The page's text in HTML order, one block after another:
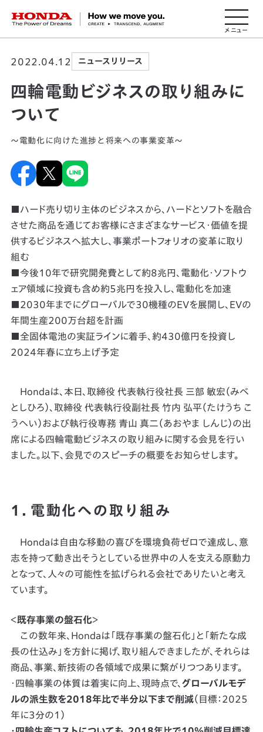
HONDA The Power of Dreams
2022.04.12 ニュースリリース
四輪電動ビジネスの取り組みに
ついて
～電動化に向けた進捗と将来への事業変革～
■ハード売り切り主体のビジネスから、ハードとソフトを融合
させた商品を通じてお客様にさまざまなサービス・価値を提
供するビジネスへ拡大し、事業ポートフォリオの変革に取り
組む
■今後10年で研究開発費として約8兆円、電動化・ソフトウ
ェア領域に投資も含め約5兆円を投入し、電動化を加速
■2030年までにグローバルで30機種のEVを展開し、EVの
年間生産200万台超を計画
■全固体電池の実証ラインに着手、約430億円を投資し
2024年春に立ち上げ予定
Hondaは、本日、取締役 代表執行役社長 三部 敏宏（みべ
としひろ）、取締役 代表執行役副社長 竹内 弘平（たけうち こ
うへい）および執行役専務 青山 真二（あおやま しんじ）の出
席による四輪電動ビジネスの取り組みに関する会見を行い
ました。以下、会見でのスピーチの概要をお知らせします。
1．電動化への取り組み
Hondaは自由な移動の喜びを環境負荷ゼロで達成し、意
志を持って動き出そうとしている世界中の人を支える原動力
となって、人々の可能性を拡げられる会社でありたいと考え
ています。
＜ 既存事業の盤石化＞
この数年来、Hondaは「既存事業の盤石化」と「新たな成
長の仕込み」を方針に掲げ、取り組んできましたが、それらは
商品、事業、新技術の各領域で成果に繋がりつつあります。
・四輪事業の体質は着実に向上、現時点で、 グローバルモデ
ルの派生数を2018年比で半分以下まで削減（目標：2025
年に3分の1）